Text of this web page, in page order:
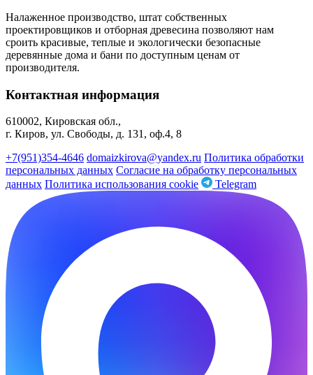
Налаженное производство, штат собственных
проектировщиков и отборная древесина позволяют нам
сроить красивые, теплые и экологически безопасные
деревянные дома и бани по доступным ценам от
производителя.
Контактная информация
610002, Кировская обл.,
г. Киров, ул. Свободы, д. 131, оф.4, 8
+7(951)354-4646 domaizkirova@yandex.ru Политика обработки
персональных данных Согласие на обработку персональных
данных Политика использования cookie Telegram